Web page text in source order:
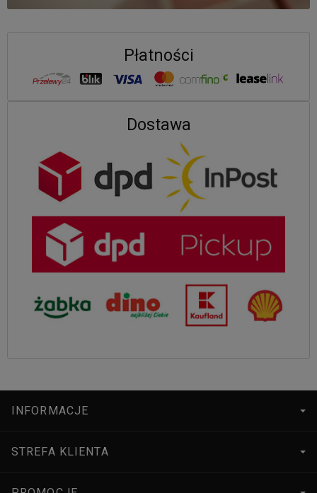
Płatności
Dostawa
INFORMACJE
STREFA KLIENTA